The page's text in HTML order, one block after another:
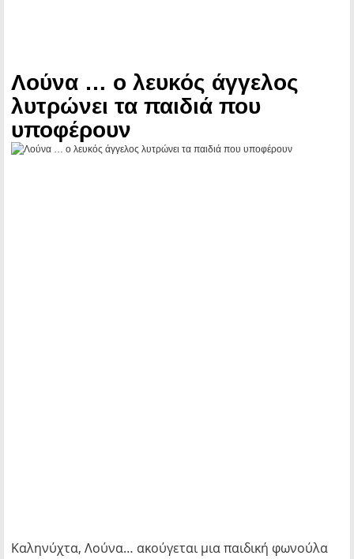
Λούνα … ο λευκός άγγελος
λυτρώνει τα παιδιά που
υποφέρουν
Καληνύχτα, Λούνα… ακούγεται μια παιδική φωνούλα